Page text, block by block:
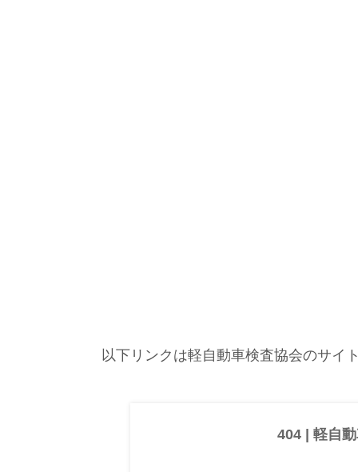
以下リンクは軽自動車検査協会のサイト
404 | 軽自